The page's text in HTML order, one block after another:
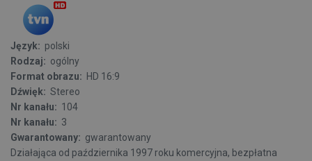
Język: polski
Rodzaj: ogólny
Format obrazu: HD 16:9
Dźwięk: Stereo
Nr kanału: 104
Nr kanału: 3
Gwarantowany: gwarantowany
Działająca od października 1997 roku komercyjna, bezpłatna